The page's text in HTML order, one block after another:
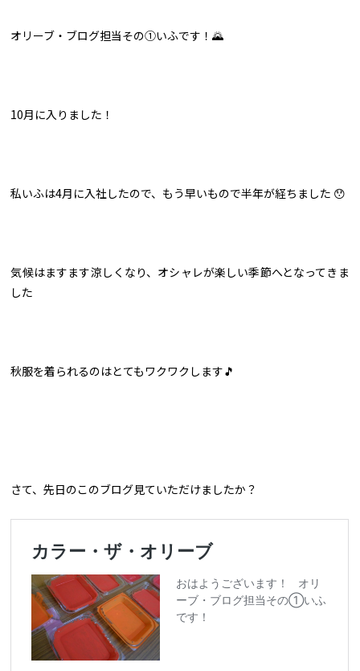
オリーブ・ブログ担当その①いふです！🌄
10月に入りました！
私いふは4月に入社したので、もう早いもので半年が経ちました 😯
気候はますます涼しくなり、オシャレが楽しい季節へとなってきま
した
秋服を着られるのはとてもワクワクします🎵
さて、先日のこのブログ見ていただけましたか？